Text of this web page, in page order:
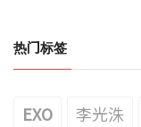
热门标签
EXO 李光洙